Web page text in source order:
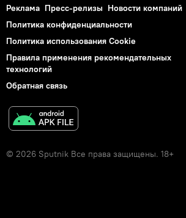
Реклама Пресс-релизы Новости компаний
Политика конфиденциальности
Политика использования Cookie
Правила применения рекомендательных
технологий
Обратная связь
© 2026 Sputnik Все права защищены. 18+